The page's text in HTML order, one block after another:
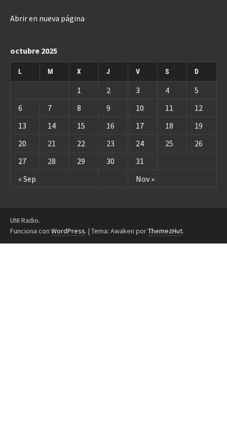
Abrir en nueva página
octubre 2025
L M X J V S D
« Sep Nov »
1 2 3 4
5
6
7 8 9 10 11
12
13
14 15 16 17 18
19
20
21 22 23 24 25
26
27
28 29 30 31
UNI Radio.
Funciona con WordPress. | Tema: Awaken porThemezHut.